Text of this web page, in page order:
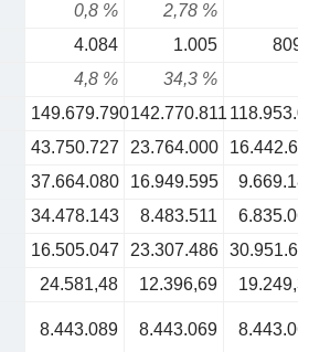
0,8 %
2,78 %
4.084 1.005
4,8 %
34,3 %
149.679.790142.770.811
43.750.727 23.764.000
37.664.080 16.949.595
34.478.143 8.483.511
16.505.047 23.307.486
24.581,48 12.396,69
8.443.089 8.443.069